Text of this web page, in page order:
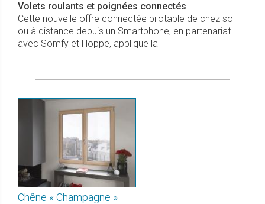
Volets roulants et poignées connectés
Cette nouvelle offre connectée pilotable de chez soi
ou à distance depuis un Smartphone, en partenariat
avec Somfy et Hoppe, applique la
Chêne « Champagne »